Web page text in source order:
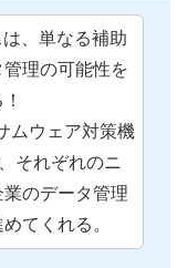
、単なる補助
理の可能性を
ムウェア対策機
それぞれのニ
のデータ管理
てくれる。